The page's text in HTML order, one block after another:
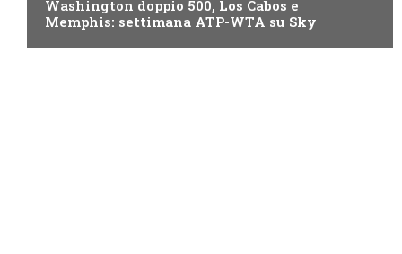
Washington doppio 500, Los Cabos e
Memphis: settimana ATP-WTA su Sky